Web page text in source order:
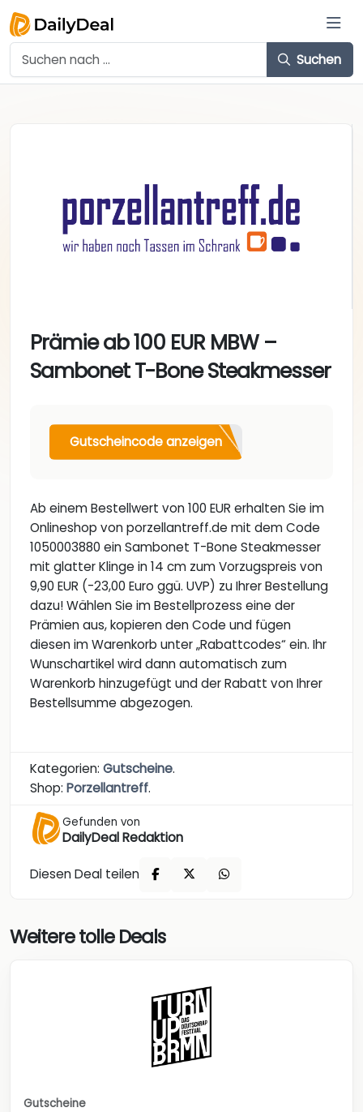
Suchen
Prämie ab 100 EUR MBW –
Sambonet T-Bone Steakmesser
Gutscheincode anzeigen
Ab einem Bestellwert von 100 EUR erhalten Sie im
Onlineshop von porzellantreff.de mit dem Code
1050003880 ein Sambonet T-Bone Steakmesser
mit glatter Klinge in 14 cm zum Vorzugspreis von
9,90 EUR (-23,00 Euro ggü. UVP) zu Ihrer Bestellung
dazu! Wählen Sie im Bestellprozess eine der
Prämien aus, kopieren den Code und fügen
diesen im Warenkorb unter „Rabattcodes“ ein. Ihr
Wunschartikel wird dann automatisch zum
Warenkorb hinzugefügt und der Rabatt von Ihrer
Bestellsumme abgezogen.
Kategorien: Gutscheine.
Shop: Porzellantreff.
Gefunden von
DailyDeal Redaktion
Diesen Deal teilen
Weitere tolle Deals
Gutscheine